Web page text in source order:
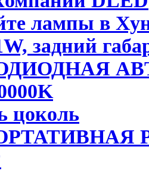
лампы в
задний
цоколь